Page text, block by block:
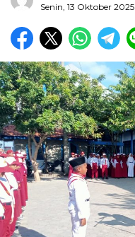
Senin, 13 Oktober 2025